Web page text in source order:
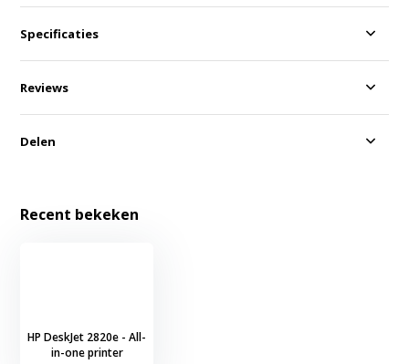
Specificaties
Reviews
Delen
Recent bekeken
HP DeskJet 2820e - All-
in-one printer